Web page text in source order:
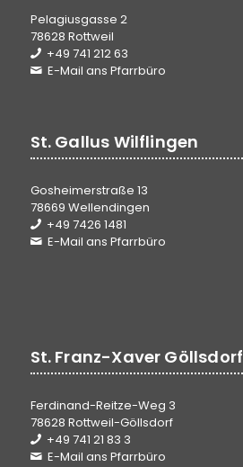
Pelagiusgasse 2
78628 Rottweil
+49 741 212 63
E-Mail ans Pfarrbüro
St. Gallus Wilflingen
Gosheimerstraße 13
78669 Wellendingen
+49 7426 1481
E-Mail ans Pfarrbüro
St. Franz-Xaver Göllsdorf
Ferdinand-Reitze-Weg 3
78628 Rottweil-Göllsdorf
+49 741 21 83 3
E-Mail ans Pfarrbüro